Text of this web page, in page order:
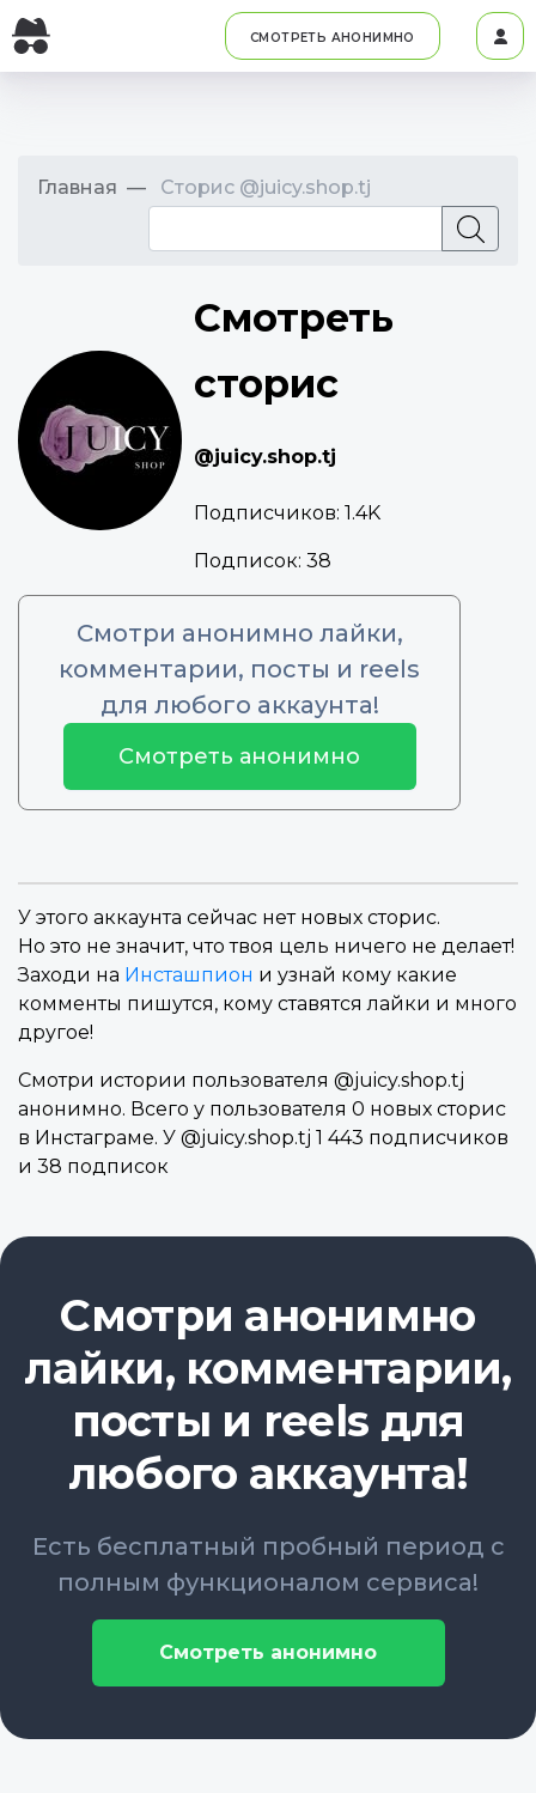
СМОТРЕТЬ АНОНИМНО
Главная Сторис @juicy.shop.tj
Смотреть
сторис
@juicy.shop.tj
Подписчиков: 1.4K
Подписок: 38
Смотри анонимно лайки,
комментарии, посты и reels
для любого аккаунта!
Смотреть анонимно
У этого аккаунта сейчас нет новых сторис.
Но это не значит, что твоя цель ничего не делает!
Заходи на Инсташпион и узнай кому какие
комменты пишутся, кому ставятся лайки и много
другое!
Смотри истории пользователя @juicy.shop.tj
анонимно. Всего у пользователя 0 новых сторис
в Инстаграме. У @juicy.shop.tj 1 443 подписчиков
и 38 подписок
Смотри анонимно
лайки, комментарии,
посты и reels для
любого аккаунта!
Есть бесплатный пробный период с
полным функционалом сервиса!
Смотреть анонимно